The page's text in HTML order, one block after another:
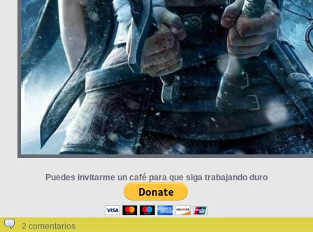
Puedes invitarme un café para que siga trabajando duro
2 comentarios